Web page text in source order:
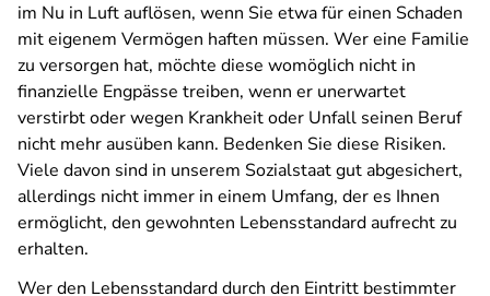
im Nu in Luft auflösen, wenn Sie etwa für einen Schaden
mit eigenem Vermögen haften müssen. Wer eine Familie
zu versorgen hat, möchte diese womöglich nicht in
finanzielle Engpässe treiben, wenn er unerwartet
verstirbt oder wegen Krankheit oder Unfall seinen Beruf
nicht mehr ausüben kann. Bedenken Sie diese Risiken.
Viele davon sind in unserem Sozialstaat gut abgesichert,
allerdings nicht immer in einem Umfang, der es Ihnen
ermöglicht, den gewohnten Lebensstandard aufrecht zu
erhalten.
Wer den Lebensstandard durch den Eintritt bestimmter